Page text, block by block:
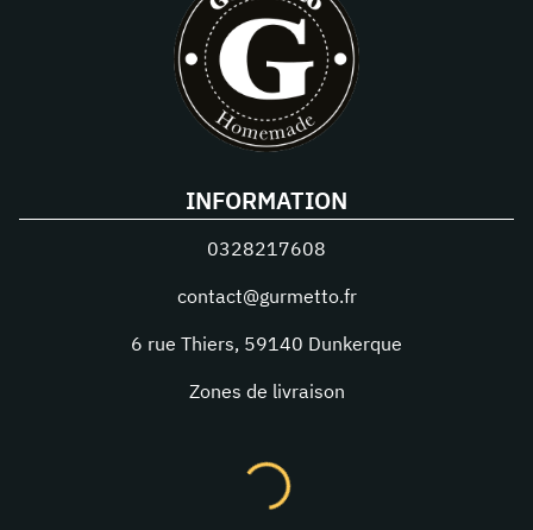
INFORMATION
0328217608
contact@gurmetto.fr
6 rue Thiers, 59140 Dunkerque
Zones de livraison